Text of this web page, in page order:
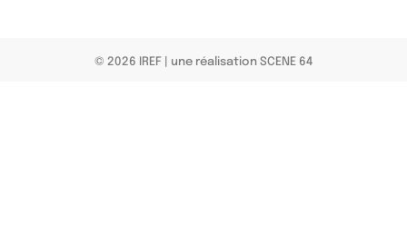
© 2026 IREF une réalisation SCENE 64